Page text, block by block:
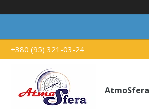
+380 (95) 321-03-24
AtmoSfera